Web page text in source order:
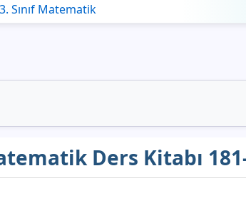
3. Sınıf Matematik
Ders Kitabı